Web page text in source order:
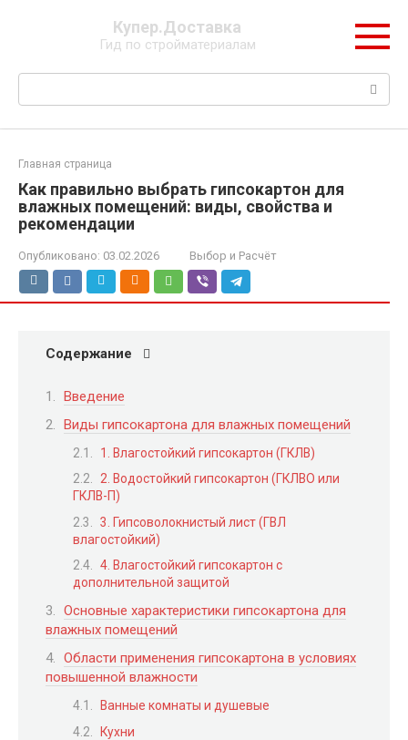
Купер.Доставка
Гид по стройматериалам
Поиск:
Главная страница
Как правильно выбрать гипсокартон для
влажных помещений: виды, свойства и
рекомендации
Опубликовано: 03.02.2026 Выбор и Расчёт
Содержание
Введение
Виды гипсокартона для влажных помещений
1. Влагостойкий гипсокартон (ГКЛВ)
2. Водостойкий гипсокартон (ГКЛВО или
ГКЛВ-П)
3. Гипсоволокнистый лист (ГВЛ
влагостойкий)
4. Влагостойкий гипсокартон с
дополнительной защитой
Основные характеристики гипсокартона для
влажных помещений
Области применения гипсокартона в условиях
повышенной влажности
Ванные комнаты и душевые
Кухни